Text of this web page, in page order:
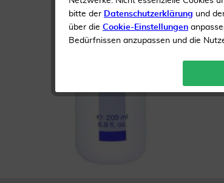
bitte der Datenschutzerklärung und
über die Cookie-Einstellungen
Bedürfnissen anzupassen und die